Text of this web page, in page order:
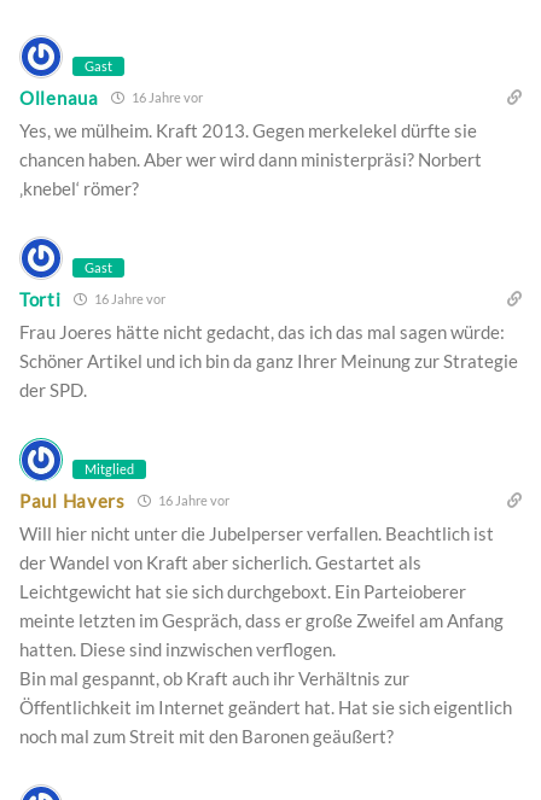
Gast
Ollenaua 16 Jahre vor
Yes, we mülheim. Kraft 2013. Gegen merkelekel dürfte sie
chancen haben. Aber wer wird dann ministerpräsi? Norbert
‚knebel‘ römer?
Gast
Torti 16 Jahre vor
Frau Joeres hätte nicht gedacht, das ich das mal sagen würde:
Schöner Artikel und ich bin da ganz Ihrer Meinung zur Strategie
der SPD.
Mitglied
Paul Havers 16 Jahre vor
Will hier nicht unter die Jubelperser verfallen. Beachtlich ist
der Wandel von Kraft aber sicherlich. Gestartet als
Leichtgewicht hat sie sich durchgeboxt. Ein Parteioberer
meinte letzten im Gespräch, dass er große Zweifel am Anfang
hatten. Diese sind inzwischen verflogen.
Bin mal gespannt, ob Kraft auch ihr Verhältnis zur
Öffentlichkeit im Internet geändert hat. Hat sie sich eigentlich
noch mal zum Streit mit den Baronen geäußert?